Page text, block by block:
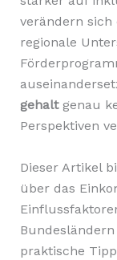
verändern
regionale
gehaltgenau
Perspektiven
Dieser Artikel
über das
praktische